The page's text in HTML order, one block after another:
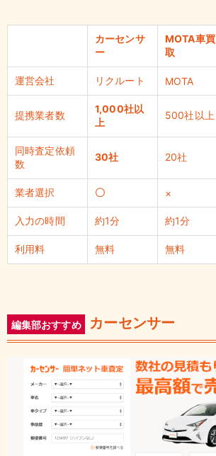
カーセンサ
ー
MOTA車買
取
運営会社 リクルート MOTA
提携業者数
1,000社以
上
500社以上
同時査定依頼
数
30社 20社
業者選択 〇 ×
入力の時間 約1分 約1分
利用料 無料 無料
編集部おすすめ カーセンサー